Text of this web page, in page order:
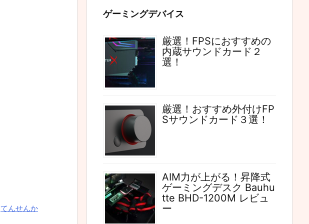
てんせんか
ゲーミングデバイス
厳選！FPSにおすすめの
内蔵サウンドカード２
選！
厳選！おすすめ外付けFP
Sサウンドカード３選！
AIM力が上がる！昇降式
ゲーミングデスク Bauhu
tte BHD-1200M レビュ
ー